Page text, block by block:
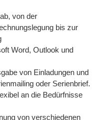
von der
bis zur
Word, Outlook und
von Einladungen und
oder Serienbrief.
an die Bedürfnisse
von verschiedenen